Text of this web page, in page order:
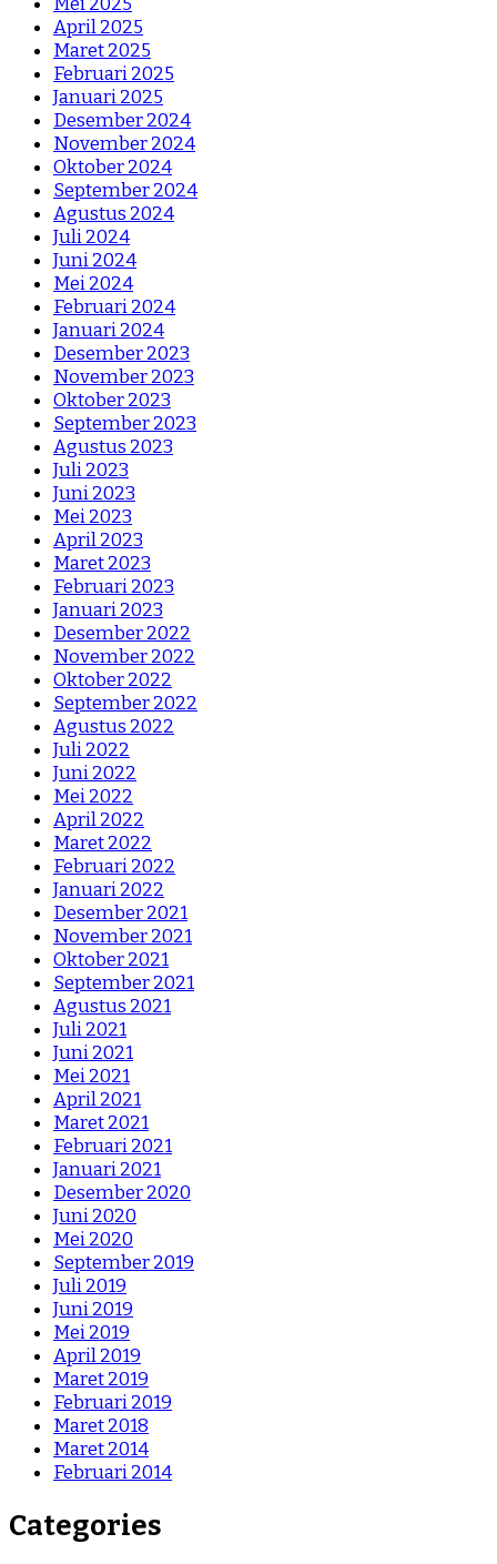
April 2025
Maret 2025
Februari 2025
Januari 2025
Desember 2024
November 2024
Oktober 2024
September 2024
Agustus 2024
Juli 2024
Juni 2024
Mei 2024
Februari 2024
Januari 2024
Desember 2023
November 2023
Oktober 2023
September 2023
Agustus 2023
Juli 2023
Juni 2023
Mei 2023
April 2023
Maret 2023
Februari 2023
Januari 2023
Desember 2022
November 2022
Oktober 2022
September 2022
Agustus 2022
Juli 2022
Juni 2022
Mei 2022
April 2022
Maret 2022
Februari 2022
Januari 2022
Desember 2021
November 2021
Oktober 2021
September 2021
Agustus 2021
Juli 2021
Juni 2021
Mei 2021
April 2021
Maret 2021
Februari 2021
Januari 2021
Desember 2020
Juni 2020
Mei 2020
September 2019
Juli 2019
Juni 2019
Mei 2019
April 2019
Maret 2019
Februari 2019
Maret 2018
Maret 2014
Februari 2014
Categories